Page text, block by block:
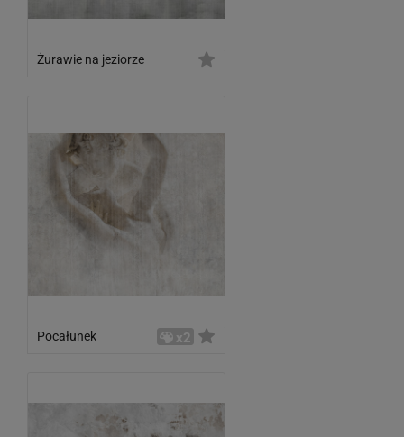
Żurawie na jeziorze
Pocałunek x2